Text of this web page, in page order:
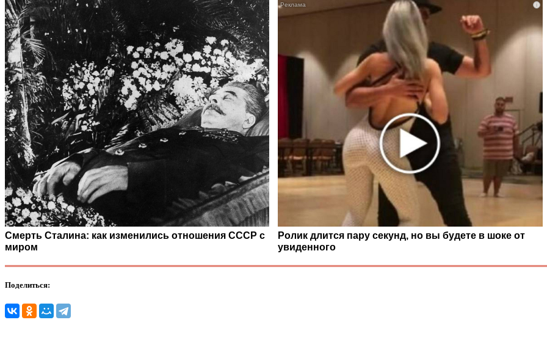
Смерть Сталина: как изменились отношения СССР с
миром
i
Ролик длится пару секунд, но вы будете в шоке от
увиденного
Поделиться: